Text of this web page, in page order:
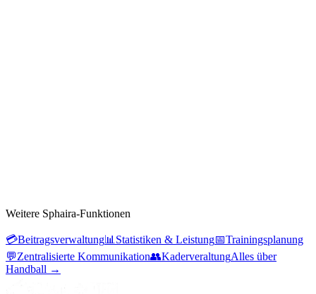
Weitere Sphaira-Funktionen
💳Beitragsverwaltung📊 Statistiken & Leistung📅Trainingsplanung
💬Zentralisierte Kommunikation👥KaderveraltungAlles über
Handball →